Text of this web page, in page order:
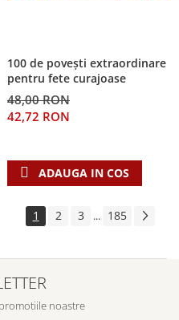
100 de povești extraordinare
pentru fete curajoase
48,00 RON
42,72 RON
ADAUGA IN COS
1 2 3 ... 185
noastre